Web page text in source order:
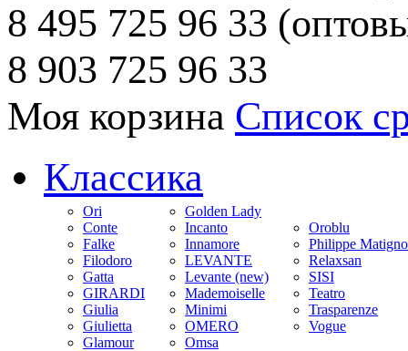
8 495 725 96 33
8 903 725 96 33
Моя корзина Список
Классика
Ori
Conte
Falke
Filodoro
Gatta
GIRARDI
Giulia
Giulietta
Glamour
Golden Lady
Incanto
Innamore
LEVANTE
Levante (new)
Mademoiselle
Minimi
OMERO
Omsa
Oroblu
Philippe
Relaxsan
SISI
Teatro
Trasparenze
Vogue